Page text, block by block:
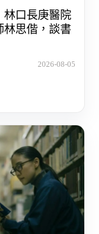
林口長庚醫院
林思偕，談書
2026-08-05